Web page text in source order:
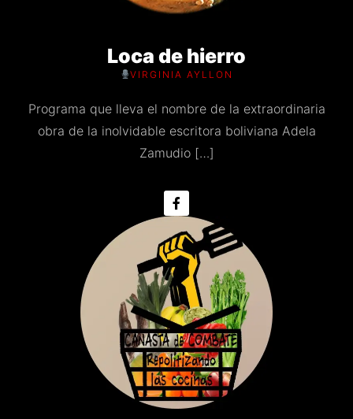
Loca de hierro
VIRGINIA AYLLON
Programa que lleva el nombre de la extraordinaria
obra de la inolvidable escritora boliviana Adela
Zamudio […]